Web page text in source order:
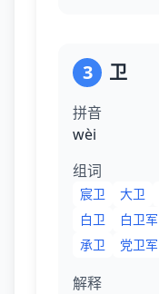
3 卫
拼音
wèi
组词
宸卫 大卫
白卫
白卫军
承卫
党卫军
解释